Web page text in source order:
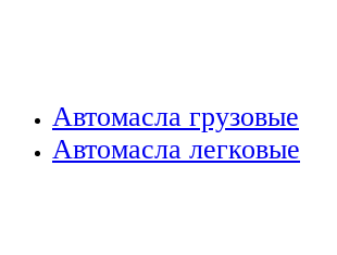
Автомасла грузовые
Автомасла легковые